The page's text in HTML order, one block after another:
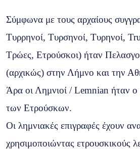
Σύμφωνα με τους αρχαίους
Τυρρηνοί, Τυρσηνοί, Τυρηνοί,
Τρώες, Ετρούσκοι) ήταν
(αρχικώς) στην Λήμνο και την
Άρα οι Λημνιοί / Lemnian ήταν ο
των Ετρούσκων.
Οι λημνιακές επιγραφές έχουν
χρησιμοποιώντας ετρουσκικούς